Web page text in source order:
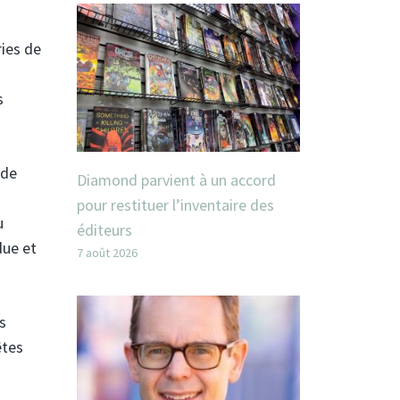
de
et
Diamond parvient à un accord
pour restituer l’inventaire des
éditeurs
7 août 2026